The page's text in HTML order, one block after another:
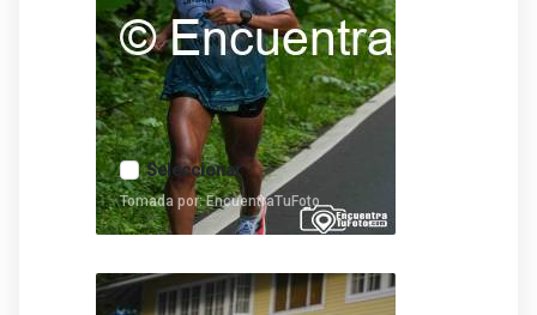
Seleccionar
Tomada por: EncuentraTuFoto